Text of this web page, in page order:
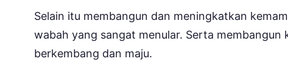
Selain itu membangun dan meningkatkan
wabah yang sangat menular. Serta
berkembang dan maju.